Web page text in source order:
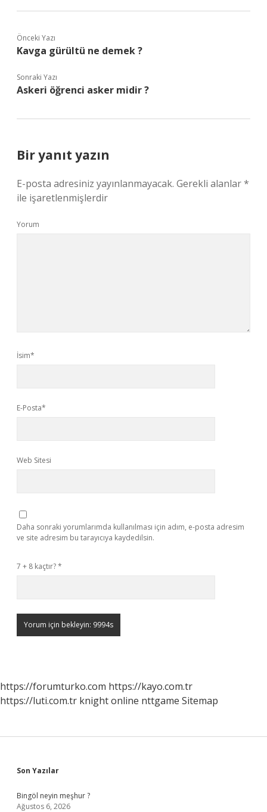
Önceki Yazı
Kavga gürültü ne demek ?
Sonraki Yazı
Askeri öğrenci asker midir ?
Bir yanıt yazın
E-posta adresiniz yayınlanmayacak. Gerekli alanlar*
ile işaretlenmişlerdir
Yorum
İsim*
E-Posta*
Web Sitesi
Daha sonraki yorumlarımda kullanılması için adım, e-posta adresim
ve site adresim bu tarayıcıya kaydedilsin.
7 + 8 kaçtır?*
https://forumturko.com https://kayo.com.tr
https://luti.com.tr knight online nttgame Sitemap
Sidebar
Son Yazılar
Bingöl neyin meşhur ?
Ağustos 6, 2026